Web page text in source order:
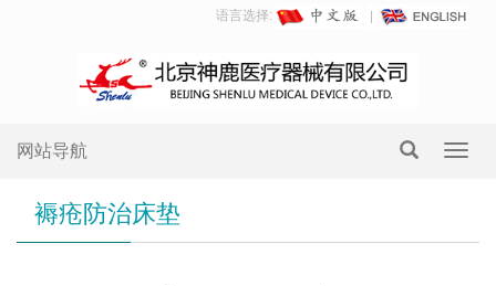
语言选择:
网站导航
褥疮防治床垫